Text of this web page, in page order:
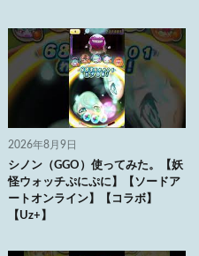
2026年8月9日
シノン（GGO）使ってみた。【妖
怪ウォッチぷにぷに】【ソードア
ートオンライン】【コラボ】
【Uz+】